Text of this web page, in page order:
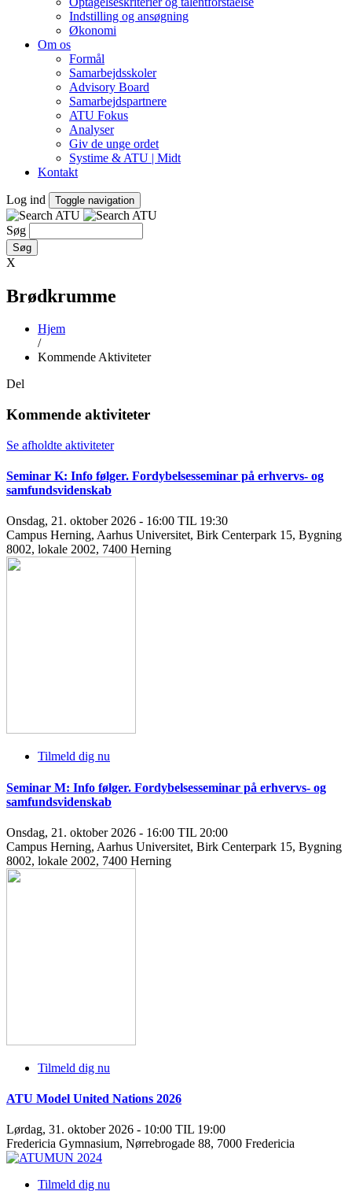
Indstilling og ansøgning
Økonomi
Om os
Formål
Samarbejdsskoler
Advisory Board
Samarbejdspartnere
ATU Fokus
Analyser
Giv de unge ordet
Systime & ATU | Midt
Kontakt
Log ind Toggle navigation
Søg
X
Brødkrumme
Hjem
/
Kommende Aktiviteter
Del
Kommende aktiviteter
Se afholdte aktiviteter
Seminar K: Info følger. Fordybelsesseminar på erhvervs- og
samfundsvidenskab
Onsdag, 21. oktober 2026 - 16:00 TIL 19:30
Campus Herning, Aarhus Universitet, Birk Centerpark 15, Bygning
8002, lokale 2002, 7400 Herning
Tilmeld dig nu
Seminar M: Info følger. Fordybelsesseminar på erhvervs- og
samfundsvidenskab
Onsdag, 21. oktober 2026 - 16:00 TIL 20:00
Campus Herning, Aarhus Universitet, Birk Centerpark 15, Bygning
8002, lokale 2002, 7400 Herning
Tilmeld dig nu
ATU Model United Nations 2026
Lørdag, 31. oktober 2026 - 10:00 TIL 19:00
Fredericia Gymnasium, Nørrebrogade 88, 7000 Fredericia
Tilmeld dig nu